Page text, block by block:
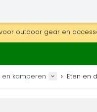
dagen voor houten
outdoor gear en
en kamperen Eten en